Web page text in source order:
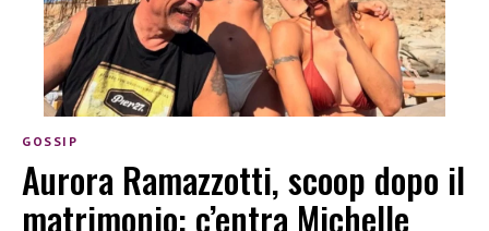
GOSSIP
Aurora Ramazzotti, scoop dopo il
matrimonio: c’entra Michelle